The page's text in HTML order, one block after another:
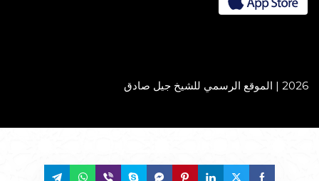
2026 | الموقع الرسمي للشيخ جيل صادق